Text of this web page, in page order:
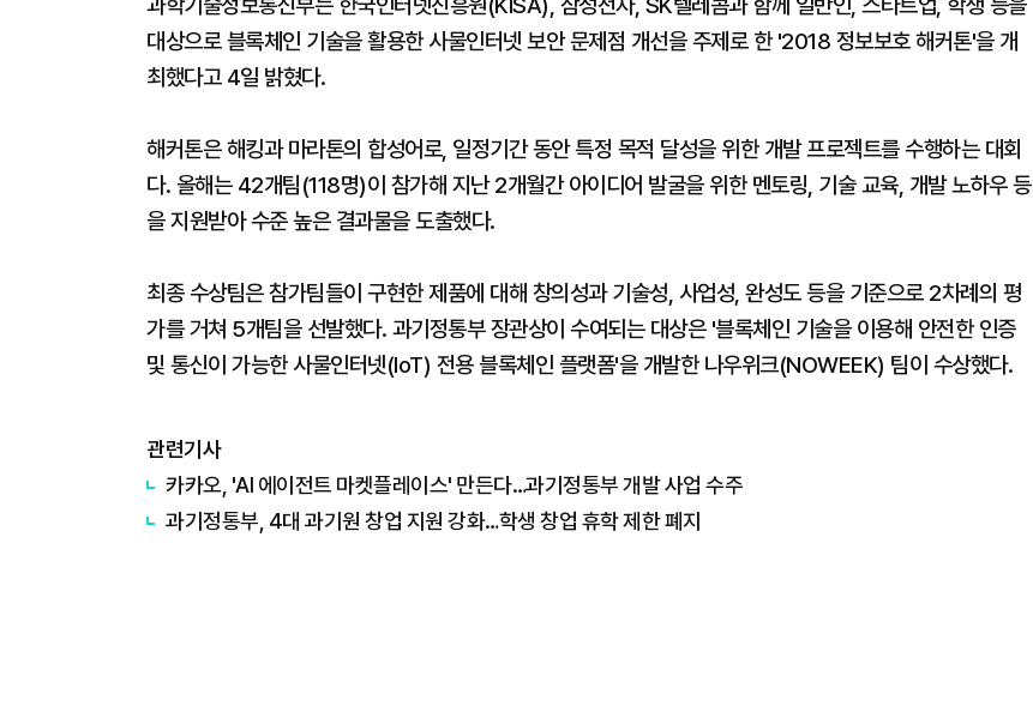
대상으로 블록체인 기술을 활용한 사물인터넷 보안 문제점 개선을 주제로 한 '2018 정보보호 해커톤'을 개
최했다고 4일 밝혔다.
해커톤은 해킹과 마라톤의 합성어로, 일정기간 동안 특정 목적 달성을 위한 개발 프로젝트를 수행하는 대회
다. 올해는 42개팀(118명)이 참가해 지난 2개월간 아이디어 발굴을 위한 멘토링, 기술 교육, 개발 노하우 등
을 지원받아 수준 높은 결과물을 도출했다.
최종 수상팀은 참가팀들이 구현한 제품에 대해 창의성과 기술성, 사업성, 완성도 등을 기준으로 2차례의 평
가를 거쳐 5개팀을 선발했다. 과기정통부 장관상이 수여되는 대상은 '블록체인 기술을 이용해 안전한 인증
및 통신이 가능한 사물인터넷(IoT) 전용 블록체인 플랫폼'을 개발한 나우위크(NOWEEK) 팀이 수상했다.
관련기사
카카오, 'AI 에이전트 마켓플레이스' 만든다…과기정통부 개발 사업 수주
과기정통부, 4대 과기원 창업 지원 강화…학생 창업 휴학 제한 폐지